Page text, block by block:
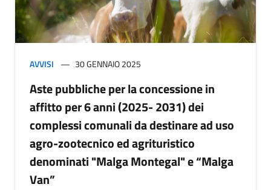
AVVISI 30 GENNAIO 2025
Aste pubbliche per la concessione in
affitto per 6 anni (2025- 2031) dei
complessi comunali da destinare ad uso
agro-zootecnico ed agrituristico
denominati "Malga Montegal" e “Malga
Van”